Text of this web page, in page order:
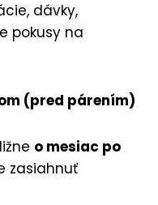
dávky,
pokusy na
(pred párením)
o mesiac po
zasiahnuť